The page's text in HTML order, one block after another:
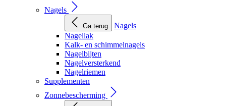
Nagels
Ga terug
Nagels
Nagellak
Kalk- en schimmelnagels
Nagelbijten
Nagelversterkend
Nagelriemen
Supplementen
Zonnebescherming